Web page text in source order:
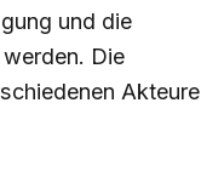
und die
Die
Akteure